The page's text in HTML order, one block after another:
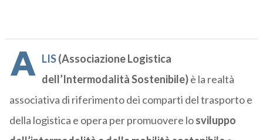
A LIS(Associazione Logistica
dell’Intermodalità Sostenibile)è la realtà
associativa di riferimento dei comparti del trasporto e
della logistica e opera per promuovere losviluppo